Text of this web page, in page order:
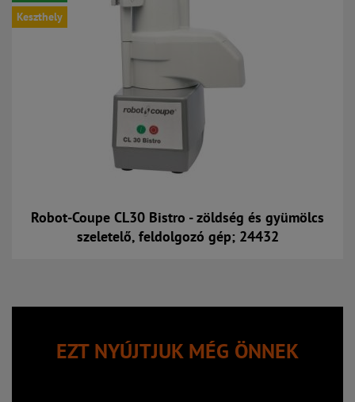
Keszthely
Robot-Coupe CL30 Bistro - zöldség és gyümölcs
szeletelő, feldolgozó gép; 24432
Kosárba
EZT NYÚJTJUK MÉG ÖNNEK